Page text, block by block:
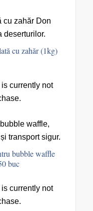
cu zahăr (1kg)
currently not
bubble waffle
buc
currently not